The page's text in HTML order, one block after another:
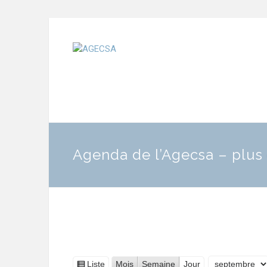
Agenda de l’Agecsa – plus
Liste Mois Semaine Jour